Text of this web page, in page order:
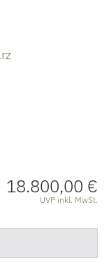
18.800,00 €
UVP inkl. MwSt.